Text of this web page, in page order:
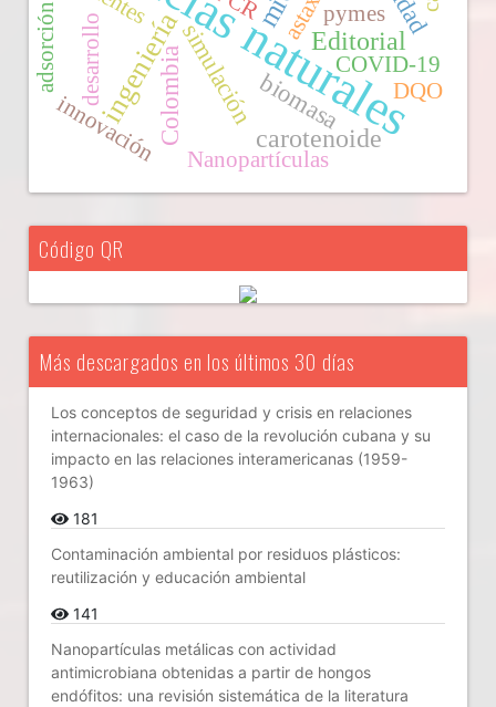
ingeniería
carotenoide
Editorial
Colombia biomasa
simulación COVID-19
innovación
desarrollo
adsorción pymes
Nanopartículas
DQO
Código QR
Más descargados en los últimos 30 días
Los conceptos de seguridad y crisis en relaciones
internacionales: el caso de la revolución cubana y su
impacto en las relaciones interamericanas (1959-
1963)
181
Contaminación ambiental por residuos plásticos:
reutilización y educación ambiental
141
Nanopartículas metálicas con actividad
antimicrobiana obtenidas a partir de hongos
endófitos: una revisión sistemática de la literatura